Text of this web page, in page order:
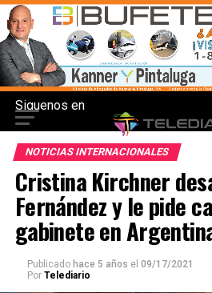
Siguenos en
NOTICIAS INTERNACIONALES
Cristina Kirchner
Fernández y le pide
gabinete en
Publicado hace 5 años el 09/17/2021
Por Telediario